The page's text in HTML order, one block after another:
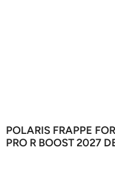
POLARIS FRAPPE
PRO R BOOST 2027